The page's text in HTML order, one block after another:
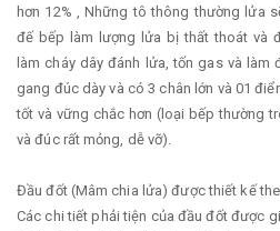
hơn 12% , Những tô thông thường lửa
đế bếp làm lượng lửa bị thất thoát và
làm cháy dây đánh lửa, tốn gas và làm
gang đúc dày và có 3 chân lớn và 01
tốt và vững chắc hơn (loại bếp thường
và đúc rất mỏng, dễ vỡ).
Đầu đốt (Mâm chia lửa) được thiết kế
Các chi tiết phải tiện của đầu đốt được